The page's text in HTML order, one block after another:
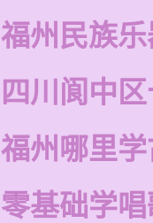
福州民族
四川阆中
福州哪里
零基础学